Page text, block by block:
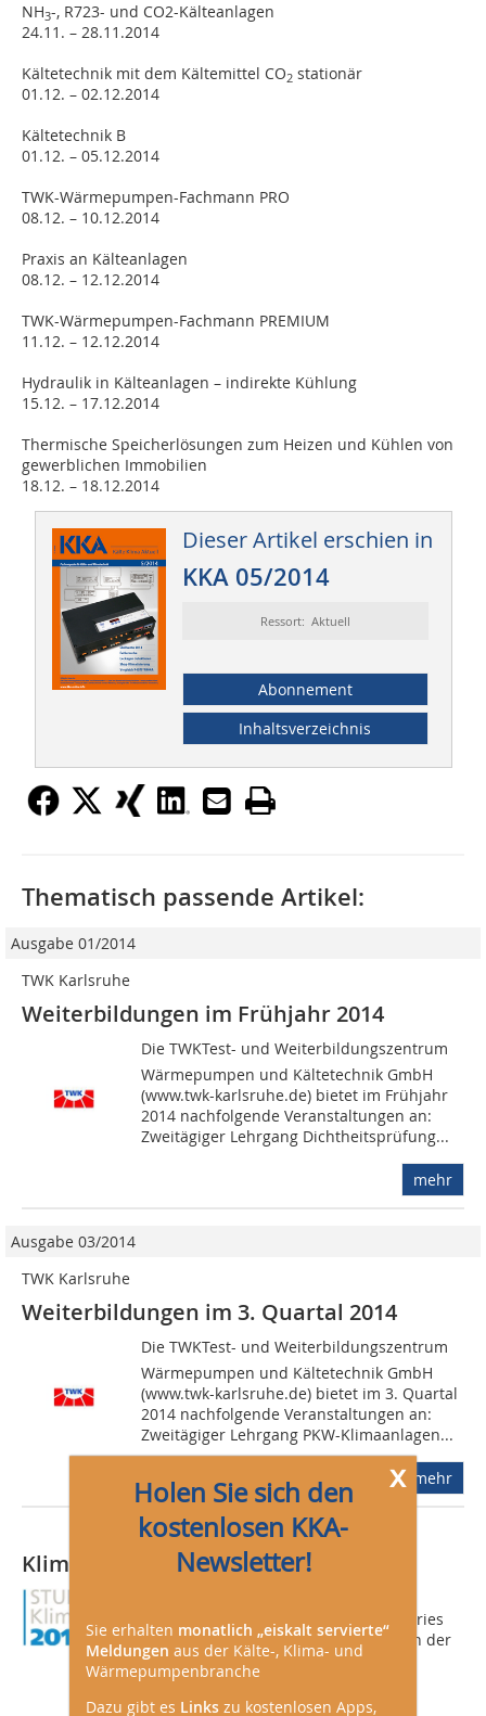
NH3-, R723- und CO2-Kälteanlagen
24.11. – 28.11.2014
Kältetechnik mit dem Kältemittel CO2 stationär
01.12. – 02.12.2014
Kältetechnik B
01.12. – 05.12.2014
TWK-Wärmepumpen-Fachmann PRO
08.12. – 10.12.2014
Praxis an Kälteanlagen
08.12. – 12.12.2014
TWK-Wärmepumpen-Fachmann PREMIUM
11.12. – 12.12.2014
Hydraulik in Kälteanlagen – indirekte Kühlung
15.12. – 17.12.2014
Thermische Speicherlösungen zum Heizen und Kühlen von
gewerblichen Immobilien
18.12. – 18.12.2014
Dieser Artikel erschien in
KKA 05/2014
Ressort: Aktuell
Abonnement
Inhaltsverzeichnis
x
Holen Sie sich den
kostenlosen KKA-
Newsletter!
Sie erhalten monatlich „eiskalt servierte“
Meldungen aus der Kälte-, Klima- und
Wärmepumpenbranche
Dazu gibt es Links zu kostenlosen Apps,
Thematisch passende Artikel:
Ausgabe 01/2014
TWK Karlsruhe
Weiterbildungen im Frühjahr 2014
Die TWKTest- und Weiterbildungszentrum
Wärmepumpen und Kältetechnik GmbH
(www.twk-karlsruhe.de) bietet im Frühjahr
2014 nachfolgende Veranstaltungen an:
Zweitägiger Lehrgang Dichtheitsprüfung...
mehr
Ausgabe 03/2014
TWK Karlsruhe
Weiterbildungen im 3. Quartal 2014
Die TWKTest- und Weiterbildungszentrum
Wärmepumpen und Kältetechnik GmbH
(www.twk-karlsruhe.de) bietet im 3. Quartal
2014 nachfolgende Veranstaltungen an:
Zweitägiger Lehrgang PKW-Klimaanlagen...
mehr
Klimatage 2014
Produkte von Mitsubishi Heavy Industries
2014 stehen zudem die Entwicklungen der
Steuerungs- und Regelungstechnik
CompTrol und die Innengeräteserie
CompTec auf...